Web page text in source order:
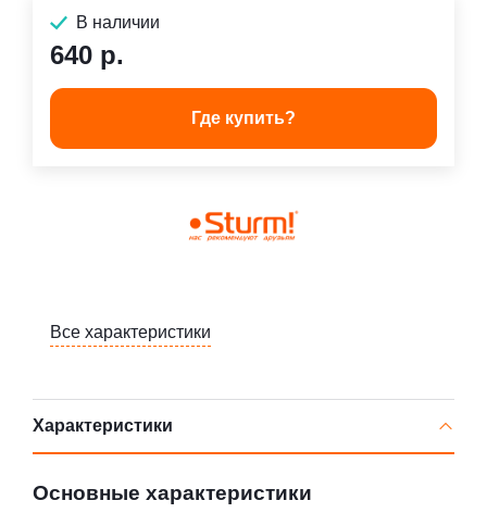
В наличии
640 р.
Где купить?
Все характеристики
Характеристики
Основные характеристики